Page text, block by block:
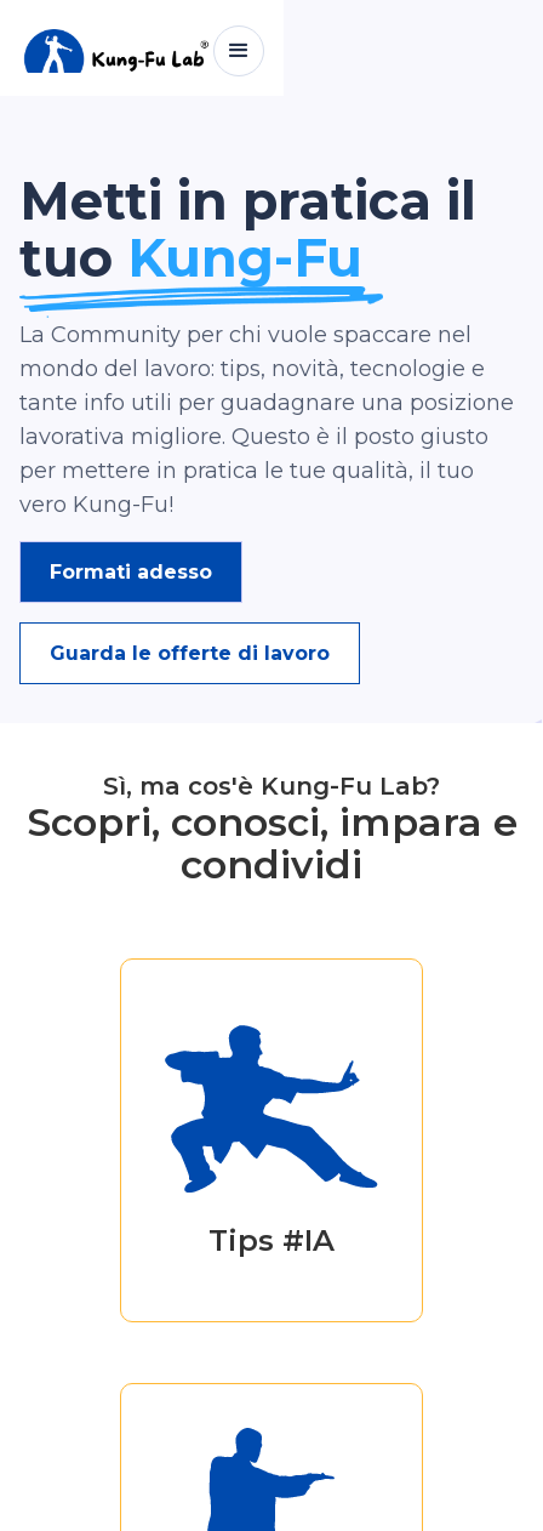
Metti in pratica il
tuo Kung-Fu
La Community per chi vuole spaccare nel
mondo del lavoro: tips, novità, tecnologie e
tante info utili per guadagnare una posizione
lavorativa migliore. Questo è il posto giusto
per mettere in pratica le tue qualità, il tuo
vero Kung-Fu!
Formati adesso
Guarda le offerte di lavoro
Sì, ma cos'è Kung-Fu Lab?
Scopri, conosci, impara e
condividi
Tips #IA
Se fai parte della
Community di
Kung-Fu Lab,
riceverai tantissime
tips legate
all'ambito
dell'intelligenza
artificiale.
Condividiamo con
tutta la Community
valori come la